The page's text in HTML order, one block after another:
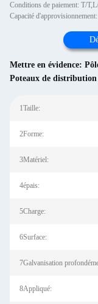
Conditions de paiement: T/
Capacité
Mettre en évidence:
Poteaux de
1Taille:
2Forme:
3Matériel:
4épais:
5Charge:
6Surface:
7Galvanisation
8Appliqué: